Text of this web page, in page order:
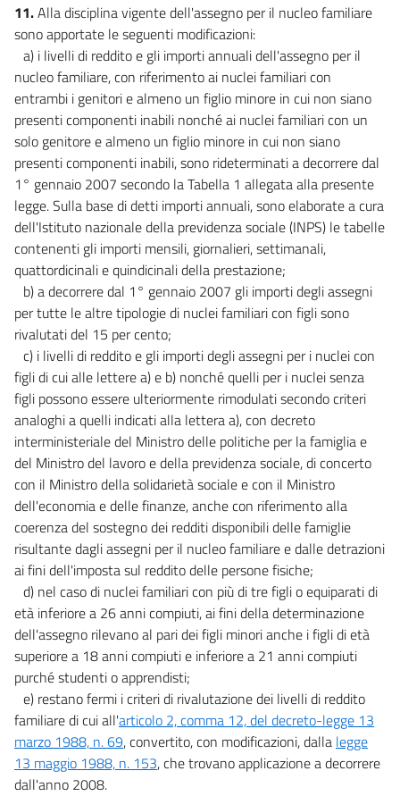
11.Alla disciplina vigente dell'assegno per il nucleo familiare
sono apportate le seguenti modificazioni:
a) i livelli di reddito e gli importi annuali dell'assegno per il
nucleo familiare, con riferimento ai nuclei familiari con
entrambi i genitori e almeno un figlio minore in cui non siano
presenti componenti inabili nonché ai nuclei familiari con un
solo genitore e almeno un figlio minore in cui non siano
presenti componenti inabili, sono rideterminati a decorrere dal
1° gennaio 2007 secondo la Tabella 1 allegata alla presente
legge. Sulla base di detti importi annuali, sono elaborate a cura
dell'Istituto nazionale della previdenza sociale (INPS) le tabelle
contenenti gli importi mensili, giornalieri, settimanali,
quattordicinali e quindicinali della prestazione;
b) a decorrere dal 1° gennaio 2007 gli importi degli assegni
per tutte le altre tipologie di nuclei familiari con figli sono
rivalutati del 15 per cento;
c) i livelli di reddito e gli importi degli assegni per i nuclei con
figli di cui alle lettere a) e b) nonché quelli per i nuclei senza
figli possono essere ulteriormente rimodulati secondo criteri
analoghi a quelli indicati alla lettera a), con decreto
interministeriale del Ministro delle politiche per la famiglia e
del Ministro del lavoro e della previdenza sociale, di concerto
con il Ministro della solidarietà sociale e con il Ministro
dell'economia e delle finanze, anche con riferimento alla
coerenza del sostegno dei redditi disponibili delle famiglie
risultante dagli assegni per il nucleo familiare e dalle detrazioni
ai fini dell'imposta sul reddito delle persone fisiche;
d) nel caso di nuclei familiari con più di tre figli o equiparati di
età inferiore a 26 anni compiuti, ai fini della determinazione
dell'assegno rilevano al pari dei figli minori anche i figli di età
superiore a 18 anni compiuti e inferiore a 21 anni compiuti
purché studenti o apprendisti;
e) restano fermi i criteri di rivalutazione dei livelli di reddito
familiare di cui all'articolo 2, comma 12, del decreto-legge 13
marzo 1988, n. 69, convertito, con modificazioni, dalla legge
13 maggio 1988, n. 153, che trovano applicazione a decorrere
dall'anno 2008.